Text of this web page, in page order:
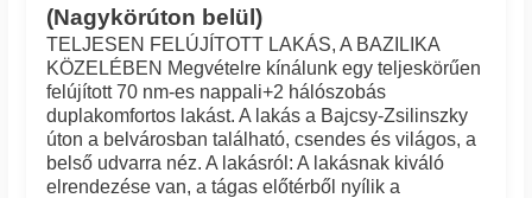
(Nagykörúton belül)
TELJESEN FELÚJÍTOTT LAKÁS, A BAZILIKA
KÖZELÉBEN Megvételre kínálunk egy teljeskörűen
felújított 70 nm-es nappali+2 hálószobás
duplakomfortos lakást. A lakás a Bajcsy-Zsilinszky
úton a belvárosban található, csendes és világos, a
belső udvarra néz. A lakásról: A lakásnak kiváló
elrendezése van, a tágas előtérből nyílik a